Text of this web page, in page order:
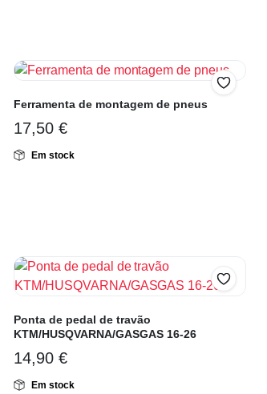
Ferramenta de montagem de pneus
17,50 €
Em stock
Ponta de pedal de travão
KTM/HUSQVARNA/GASGAS 16-26
14,90 €
Em stock